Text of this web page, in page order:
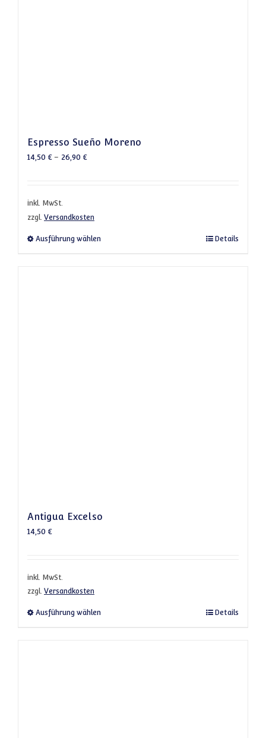
Espresso Sueño Moreno
14,50 €– 26,90 €
inkl. MwSt.
zzgl. Versandkosten
Ausführung wählen Dieses Produkt weist mehrere Varianten
Details
Antigua Excelso
14,50 €
inkl. MwSt.
zzgl. Versandkosten
Ausführung wählen Dieses Produkt weist mehrere Varianten
Details